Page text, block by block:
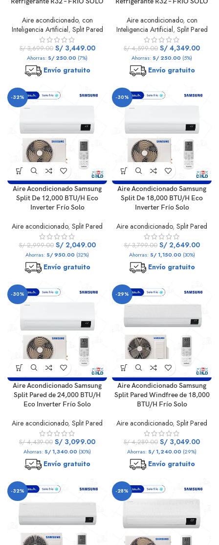
Aire acondicionado, con
Inteligencia Artificial, Split Pared
S/3,699.00 S/3,449.00
Ahorras: S/ 250.00 (7%)
Envío gratuito
Aire acondicionado, con
Inteligencia Artificial, Split Pared
S/4,599.00 S/ 4,349.00
Ahorras: S/ 250.00 (5%)
Envío gratuito
-32%
Aire Acondicionado Samsung
Split De 12,000 BTU/H Eco
Inverter Frío Solo
Aire acondicionado, Split Pared
S/2,999.00 S/2,049.00
Ahorras: S/950.00 (32%)
Envío gratuito
-30%
Aire Acondicionado Samsung
Split De 18,000 BTU/H Eco
Inverter Frío Solo
Aire acondicionado, Split Pared
S/3,799.00 S/2,649.00
Ahorras: S/1,150.00 (30%)
Envío gratuito
-30%
Aire Acondicionado Samsung
Split Pared de 24,000 BTU/H
Eco Inverter Frío Solo
Aire acondicionado, Split Pared
S/4,439.00 S/ 3,099.00
Ahorras: S/1,340.00 (30%)
Envío gratuito
-29%
Aire Acondicionado Samsung
Split Pared Windfree de 18,000
BTU/H Frío Solo
Aire acondicionado, Split Pared
S/4,289.00 S/ 3,049.00
Ahorras: S/1,240.00 (29%)
Envío gratuito
-32% -28%